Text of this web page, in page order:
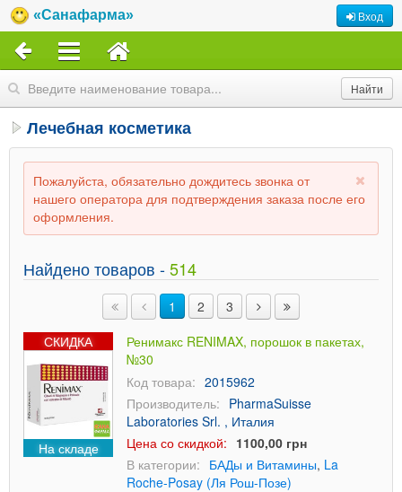
«Санафарма» Вход
Лечебная косметика
Пожалуйста, обязательно дождитесь звонка от
нашего оператора для подтверждения заказа после его
оформления.
Найдено товаров -514
1 2
3
СКИДКА
На складе
Ренимакс RENIMAX, порошок в пакетах,
№30
Код товара: 2015962
Производитель: PharmaSuisse
Laboratories Srl. , Италия
Цена со скидкой: 1100,00 грн
В категории: БАДы и Витамины, La
Roche-Posay (Ля Рош-Позе)